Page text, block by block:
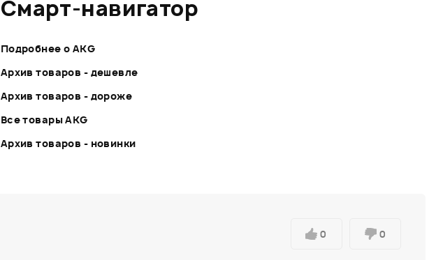
Смарт-навигатор
Подробнее о AKG
Архив товаров - дешевле
Архив товаров - дороже
Все товары AKG
Архив товаров - новинки
0 0